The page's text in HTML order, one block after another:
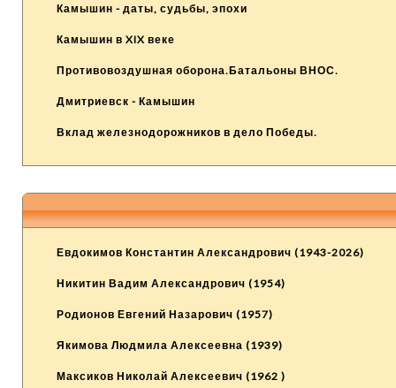
Камышин - даты, судьбы, эпохи
Камышин в XIX веке
Противовоздушная оборона.Батальоны ВНОС.
Дмитриевск - Камышин
Вклад железнодорожников в дело Победы.
Евдокимов Константин Александрович (1943-2026)
Никитин Вадим Александрович (1954)
Родионов Евгений Назарович (1957)
Якимова Людмила Алексеевна (1939)
Максиков Николай Алексеевич (1962 )